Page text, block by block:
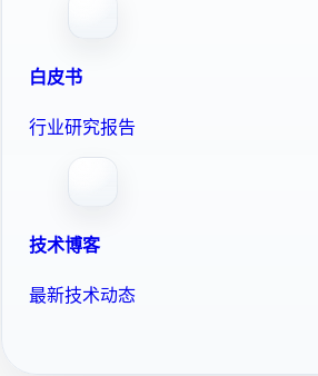
白皮书
行业研究报告
技术博客
最新技术动态